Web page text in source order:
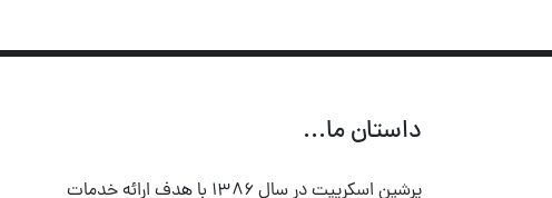
داستان ما...
پرشین اسکریپت در سال ۱۳۸۶ با هدف ارائه خدمات